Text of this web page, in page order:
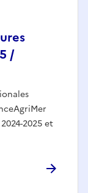
/
2025 et